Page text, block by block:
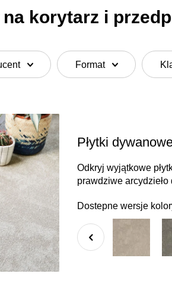
na korytarz i
Format
Płytki
Odkryj wyjątkowe
prawdziwe
Dostepne wersje